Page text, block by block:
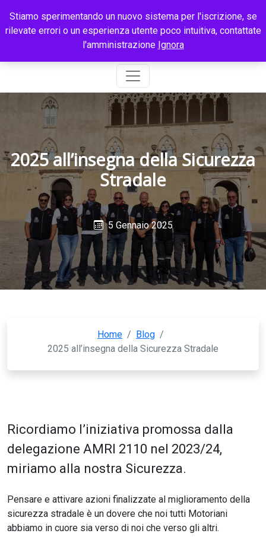
2025 all’insegna della Sicurezza
Stradale
5 Gennaio 2025
Home / Blog /
2025 all’insegna della Sicurezza Stradale
Ricordiamo l’iniziativa promossa dalla
delegazione AMRI 2110 nel 2023/24,
miriamo alla nostra Sicurezza.
Pensare e attivare azioni finalizzate al miglioramento della
sicurezza stradale è un dovere che noi tutti Motoriani
abbiamo in cuore sia verso di noi che verso gli altri.
Stiamo sperimentando un nuovo sistema per l'iscrizione, se
rilevate errori o un esperienza utente poco intuitiva, contattate
l'amministrazione Ignora